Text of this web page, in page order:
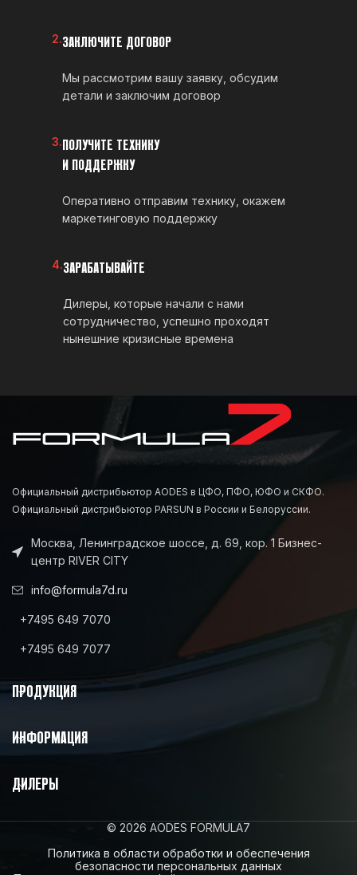
2.ЗАКЛЮЧИТЕ ДОГОВОР
Мы рассмотрим вашу заявку, обсудим
детали и заключим договор
3. ПОЛУЧИТЕ ТЕХНИКУ
И ПОДДЕРЖКУ
Оперативно отправим технику, окажем
маркетинговую поддержку
4.ЗАРАБАТЫВАЙТЕ
Дилеры, которые начали с нами
сотрудничество, успешно проходят
нынешние кризисные времена
Официальный дистрибьютор AODES в ЦФО, ПФО, ЮФО и СКФО.
Официальный дистрибьютор PARSUN в России и Белоруссии.
Москва, Ленинградское шоссе, д. 69, кор. 1 Бизнес-
центр RIVER CITY
info@formula7d.ru
+7495 649 7070
+7495 649 7077
ПРОДУКЦИЯ
ИНФОРМАЦИЯ
ДИЛЕРЫ
© 2026 AODES FORMULA7
Политика в области обработки и обеспечения
безопасности персональных данных